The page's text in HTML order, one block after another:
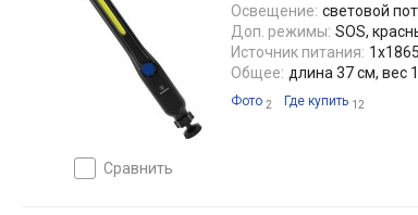
сравнить
Освещение: световой
Доп. режимы: SOS,
Источник питания:
Общее: длина 37 см, вес
Фото 2 Где купить 12